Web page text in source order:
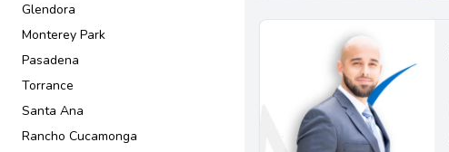
Glendora
Monterey Park
Pasadena
Torrance
Santa Ana
Rancho Cucamonga